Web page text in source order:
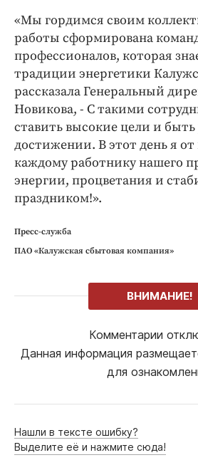
«Мы гордимся своим
работы сформирована
профессионалов, которая
традиции энергетики
рассказала Генеральный
Новикова, - С такими
ставить высокие цели и
достижении. В этот день я
каждому работнику нашего
энергии, процветания и
праздником!».
Пресс-служба
ПАО «Калужская сбытовая компания»
ВНИМАНИЕ!
Комментарии
Данная информация
для
Нашли в тексте ошибку?
Выделите её и нажмите сюда!